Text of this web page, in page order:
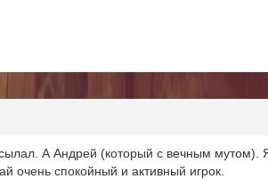
А Андрей (который с вечным мутом).
очень спокойный и активный игрок.